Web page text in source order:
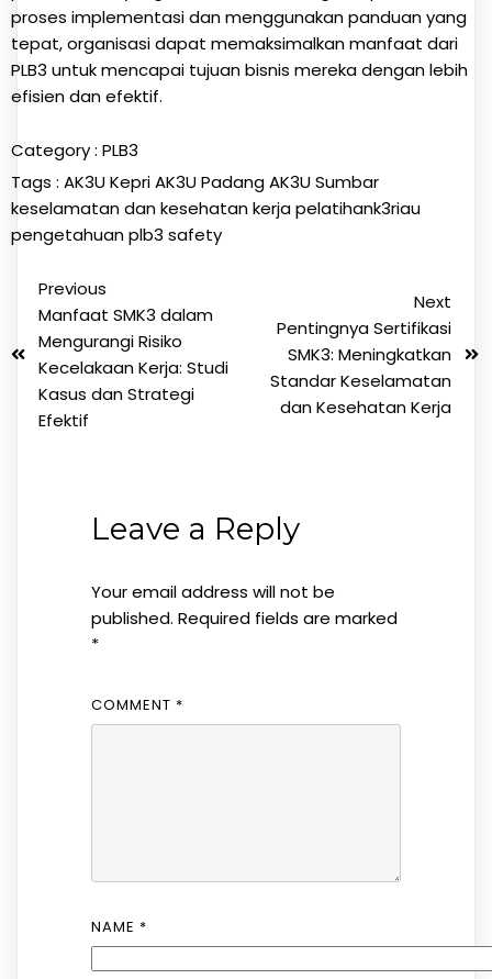
proses implementasi dan menggunakan panduan yang
tepat, organisasi dapat memaksimalkan manfaat dari
PLB3 untuk mencapai tujuan bisnis mereka dengan lebih
efisien dan efektif.
Category : PLB3
Tags : AK3U KepriAK3U PadangAK3U Sumbar
keselamatan dan kesehatan kerjapelatihank3riau
pengetahuanplb3 safety
Previous
Manfaat SMK3 dalam
Mengurangi Risiko
Kecelakaan Kerja: Studi
Kasus dan Strategi
Efektif
Next
Pentingnya Sertifikasi
SMK3: Meningkatkan
Standar Keselamatan
dan Kesehatan Kerja
Leave a Reply
Your email address will not be
published. Required fields are marked
*
COMMENT *
NAME *